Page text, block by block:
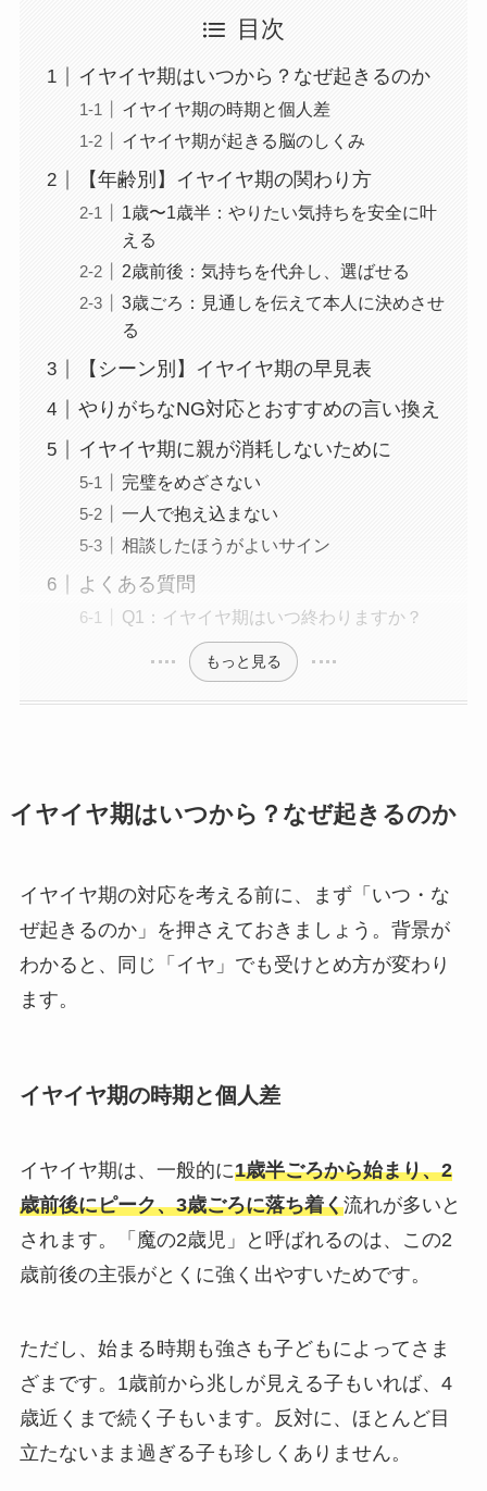
目次
イヤイヤ期はいつから？なぜ起きるのか
イヤイヤ期の時期と個人差
イヤイヤ期が起きる脳のしくみ
【年齢別】イヤイヤ期の関わり方
1歳〜1歳半：やりたい気持ちを安全に叶
える
2歳前後：気持ちを代弁し、選ばせる
3歳ごろ：見通しを伝えて本人に決めさせ
る
【シーン別】イヤイヤ期の早見表
やりがちなNG対応とおすすめの言い換え
イヤイヤ期に親が消耗しないために
完璧をめざさない
一人で抱え込まない
相談したほうがよいサイン
よくある質問
Q1：イヤイヤ期はいつ終わりますか？
もっと見る
イヤイヤ期はいつから？なぜ起きるのか
イヤイヤ期の対応を考える前に、まず「いつ・な
ぜ起きるのか」を押さえておきましょう。背景が
わかると、同じ「イヤ」でも受けとめ方が変わり
ます。
イヤイヤ期の時期と個人差
イヤイヤ期は、一般的に1歳半ごろから始まり、2
歳前後にピーク、3歳ごろに落ち着く流れが多いと
されます。「魔の2歳児」と呼ばれるのは、この2
歳前後の主張がとくに強く出やすいためです。
ただし、始まる時期も強さも子どもによってさま
ざまです。1歳前から兆しが見える子もいれば、4
歳近くまで続く子もいます。反対に、ほとんど目
立たないまま過ぎる子も珍しくありません。